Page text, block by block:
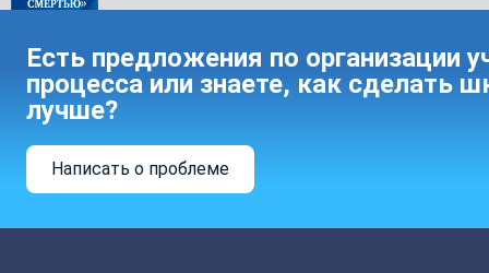
Есть предложения по организации
процесса или знаете, как сделать
лучше?
Написать о проблеме